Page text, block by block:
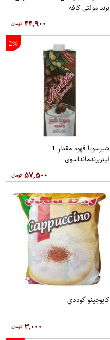
برند مولتي کافه
۴۴,۹۰۰
2%
شیرسویا قهوه مقدار 1
لیتربرندمانداسوی
۵۷,۵۰۰
کاپوچينو گوددي
۳,۰۰۰